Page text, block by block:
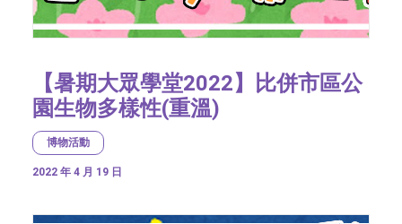
【暑期大眾學堂2022】比併市區公
園生物多樣性(重溫)
博物活動
2022 年 4 月 19 日